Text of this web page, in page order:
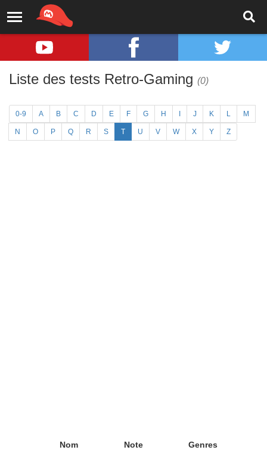
Liste des tests Retro-Gaming (0)
0-9 A B C D E F G H J K L M
N O P Q R S T U V W X Y Z
Nom Note Genres